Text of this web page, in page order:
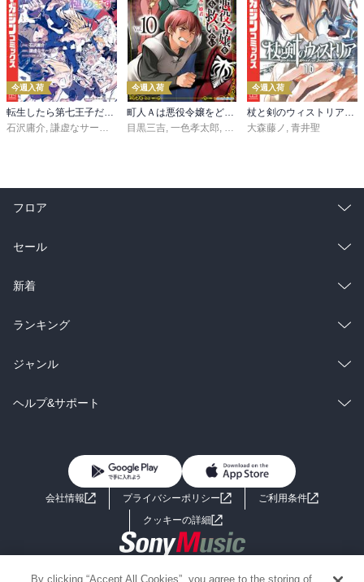
今週入荷
石沢庸介 謙虚なサークル メル。
今週入荷
目黒三吉 一色孝太郎 Parum
今週入荷
大森藤ノ 青井聖
フロア
総合
ラノベ
雑誌・グラビア
BL・TL
セール
総合
ラノベ
雑誌・グラビア
BL・TL
新着
総合
ラノベ
雑誌・グラビア
ランキング
総合
ラノベ
ジャンル
コミック
ライトノベル 男子向けラノベ
小説
海外小説
ヘルプ&サポート
よくあるご質問 お問い合わせ
会社情報 プライバシーポリシー
ご利用条件
クッキーの詳細
Copyright 2017 - 2026 Sony Music Entertainment(Japan) Inc.
By clicking “Accept All Cookies”, you agree to the storing of